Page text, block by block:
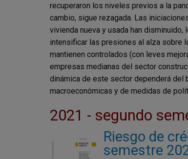
recuperaron los niveles previos a la
cambio, sigue rezagada. Las
vivienda nueva y usada han
intensificar las presiones al alza sobre
mantienen controlados (con leves
empresas medianas del sector
dinámica de este sector dependerá
macroeconómicas y de medidas de
2021 - segundo
Riesgo de
semestre